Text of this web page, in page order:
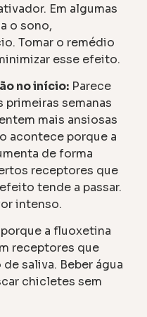
Em algumas
o sono,
Tomar o remédio
esse efeito.
no início: Parece
semanas
mais ansiosas
acontece porque a
de forma
receptores que
tende a passar.
intenso.
a fluoxetina
receptores que
saliva. Beber água
chicletes sem